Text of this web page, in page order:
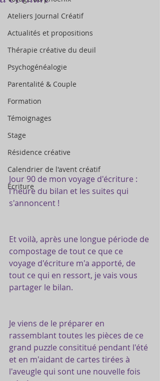
Ateliers Journal Créatif
Actualités et propositions
Thérapie créative du deuil
Psychogénéalogie
Parentalité & Couple
Formation
Témoignages
Stage
Résidence créative
Calendrier de l'avent créatif
Ecriture
Jour 90 de mon voyage d'écriture :
l'heure du bilan et les suites qui
s'annoncent !
Et voilà, après une longue période de
compostage de tout ce que ce
voyage d'écriture m'a apporté, de
tout ce qui en ressort, je vais vous
partager le bilan.
Je viens de le préparer en
rassemblant toutes les pièces de ce
grand puzzle consititué pendant l'été
et en m'aidant de cartes tirées à
l'aveugle qui sont une nouvelle fois